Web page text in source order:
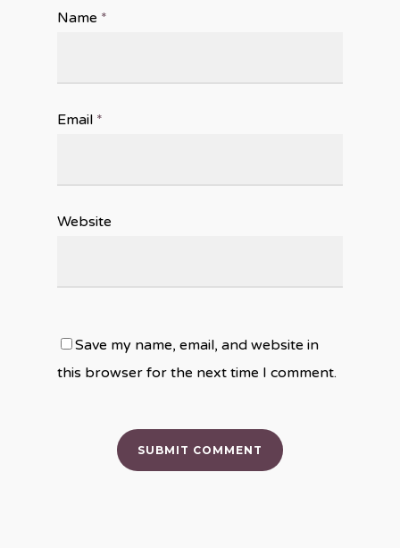
Name *
Email *
Website
Save my name, email, and website in
this browser for the next time I comment.